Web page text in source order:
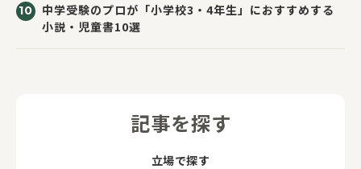
中学受験のプロが「小学校3・4年生」におすすめする
小説・児童書10選
記事を探す
立場で探す